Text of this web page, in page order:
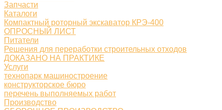
Запчасти
Каталоги
Компактный роторный экскаватор КРЭ-400
ОПРОСНЫЙ ЛИСТ
Питатели
Решения для переработки строительных отходов
ДОКАЗАНО НА ПРАКТИКЕ
Услуги
технопарк машиностроение
конструкторское бюро
перечень выполняемых работ
Производство